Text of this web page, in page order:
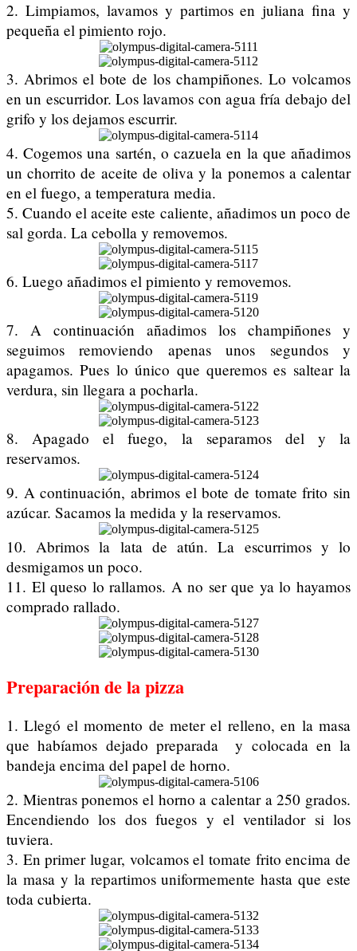
2. Limpiamos, lavamos y partimos en juliana fina y
pequeña el pimiento rojo.
3. Abrimos el bote de los champiñones. Lo volcamos
en un escurridor. Los lavamos con agua fría debajo del
grifo y los dejamos escurrir.
4. Cogemos una sartén, o cazuela en la que añadimos
un chorrito de aceite de oliva y la ponemos a calentar
en el fuego, a temperatura media.
5. Cuando el aceite este caliente, añadimos un poco de
sal gorda. La cebolla y removemos.
6. Luego añadimos el pimiento y removemos.
7. A continuación añadimos los champiñones y
seguimos removiendo apenas unos segundos y
apagamos. Pues lo único que queremos es saltear la
verdura, sin llegara a pocharla.
8. Apagado el fuego, la separamos del y la
reservamos.
9. A continuación, abrimos el bote de tomate frito sin
azúcar. Sacamos la medida y la reservamos.
10. Abrimos la lata de atún. La escurrimos y lo
desmigamos un poco.
11. El queso lo rallamos. A no ser que ya lo hayamos
comprado rallado.
Preparación de la pizza
1. Llegó el momento de meter el relleno, en la masa
que habíamos dejado preparada y colocada en la
bandeja encima del papel de horno.
2. Mientras ponemos el horno a calentar a 250 grados.
Encendiendo los dos fuegos y el ventilador si los
tuviera.
3. En primer lugar, volcamos el tomate frito encima de
la masa y la repartimos uniformemente hasta que este
toda cubierta.